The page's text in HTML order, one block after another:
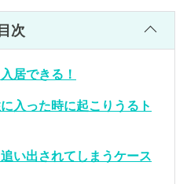
次
居できる！
入った時に起こりうるト
い出されてしまうケース